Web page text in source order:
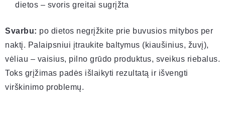
dietos – svoris greitai sugrįžta
Svarbu: po dietos negrįžkite prie buvusios mitybos per
naktį. Palaipsniui įtraukite baltymus (kiaušinius, žuvį),
vėliau – vaisius, pilno grūdo produktus, sveikus riebalus.
Toks grįžimas padės išlaikyti rezultatą ir išvengti
virškinimo problemų.